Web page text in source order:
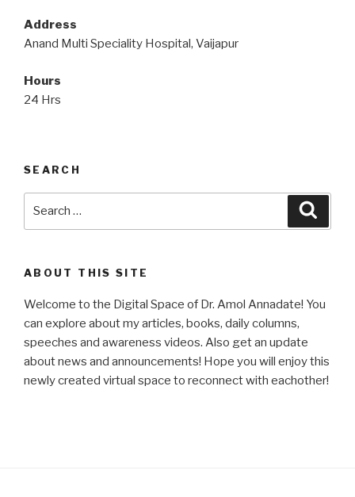
Address
Anand Multi Speciality Hospital, Vaijapur
Hours
24 Hrs
SEARCH
ABOUT THIS SITE
Welcome to the Digital Space of Dr. Amol Annadate! You
can explore about my articles, books, daily columns,
speeches and awareness videos. Also get an update
about news and announcements! Hope you will enjoy this
newly created virtual space to reconnect with eachother!